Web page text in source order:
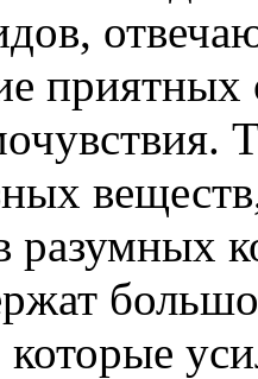
разумных